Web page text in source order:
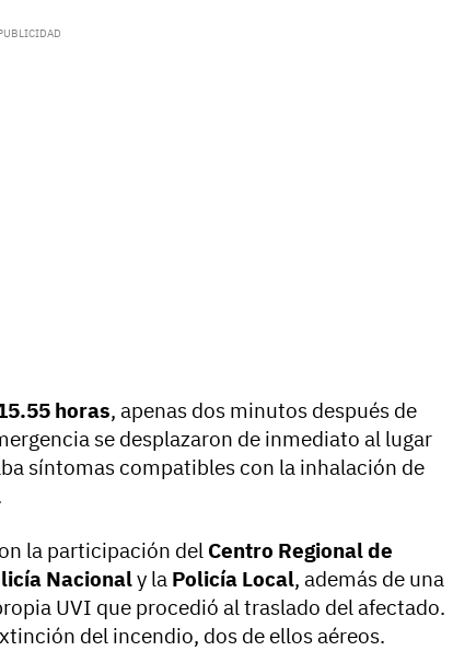
horas, apenas dos minutos después de
se desplazaron de inmediato al lugar
síntomas compatibles con la inhalación de
la participación del Centro Regional de
Nacionaly la Policía Local, además de una
UVI que procedió al traslado del afectado.
del incendio, dos de ellos aéreos.